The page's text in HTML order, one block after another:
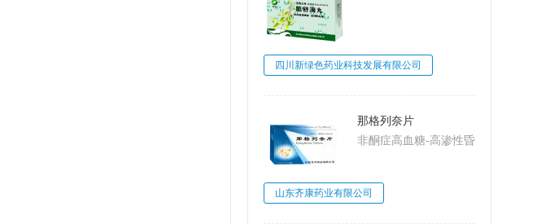
四川新绿色药业科技发展有限公司
那格列奈片
非酮症高血糖-高渗性昏
山东齐康药业有限公司